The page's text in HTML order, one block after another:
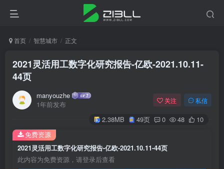
首页 智慧城市 正文
2021灵活用工数字化研究报告-亿欧-2021.10.11-
44页
manyouzhe
1年前发布
关注 私信
2.38MB 49页 0 48 10
2021灵活用工数字化研究报告-亿欧-2021.10.11-44页
此内容为免费资源，请登录后查看
免费资源